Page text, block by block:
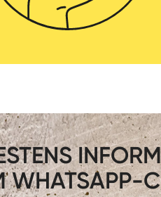
WHATSAPP-